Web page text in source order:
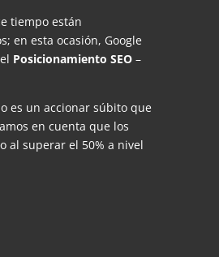
tiempo están
en esta ocasión, Google
Posicionamiento SEO –
es un accionar súbito que
en cuenta que los
al superar el 50% a nivel